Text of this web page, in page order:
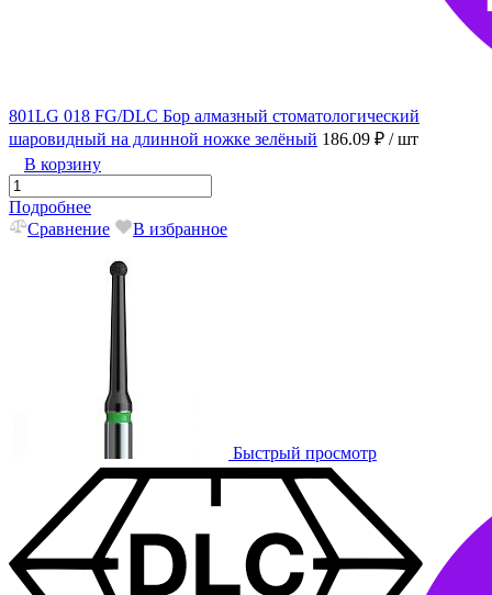
801LG 018 FG/DLC Бор алмазный стоматологический
шаровидный на длинной ножке зелёный 186.09 ₽ / шт
В корзину
Подробнее
Сравнение
В избранное
Быстрый просмотр